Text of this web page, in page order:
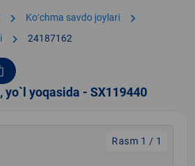
chevron_right Koʻchma savdo joylari chevron_right
chevron_right 24187162
yo`l yoqasida - SX119440
Rasm 1 / 1